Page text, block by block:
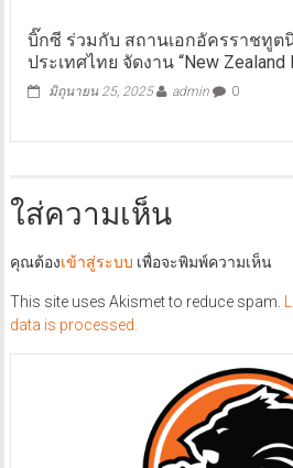
บิ๊กซี ร่วมกับ สถานเอกอัครราชทูต
ประเทศไทย จัดงาน “New Zealand
มิถุนายน 25, 2025 admin 0
ใส่ความเห็น
คุณต้องเข้าสู่ระบบ เพื่อจะพิมพ์ความเห็น
This site uses Akismet to reduce spam.
data is processed.